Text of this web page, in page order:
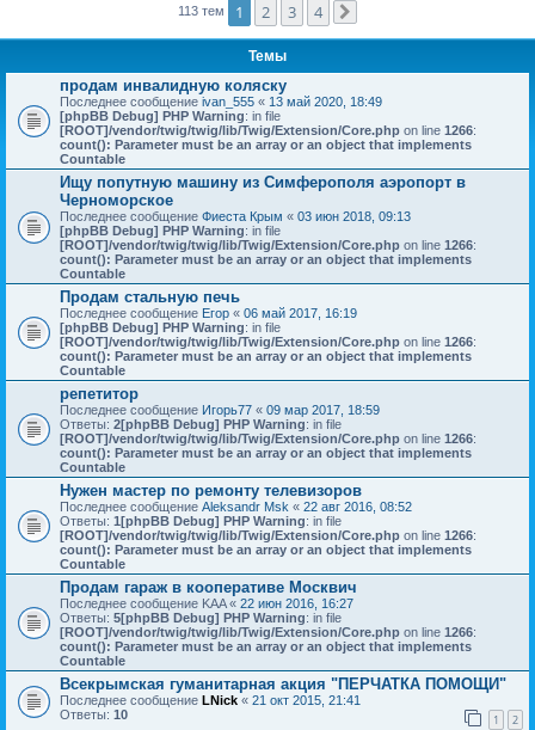
113 тем 1 2 3 4
Темы
продам инвалидную коляску
Последнее сообщение ivan_555 « 13 май 2020, 18:49
[phpBB Debug] PHP Warning: in file
[ROOT]/vendor/twig/twig/lib/Twig/Extension/Core.php on line 1266:
count(): Parameter must be an array or an object that implements
Countable
Ищу попутную машину из Симферополя аэропорт в
Черноморское
Последнее сообщение Фиеста Крым « 03 июн 2018, 09:13
[phpBB Debug] PHP Warning: in file
[ROOT]/vendor/twig/twig/lib/Twig/Extension/Core.php on line 1266:
count(): Parameter must be an array or an object that implements
Countable
Продам стальную печь
Последнее сообщение Егор « 06 май 2017, 16:19
[phpBB Debug] PHP Warning: in file
[ROOT]/vendor/twig/twig/lib/Twig/Extension/Core.php on line 1266:
count(): Parameter must be an array or an object that implements
Countable
репетитор
Последнее сообщение Игорь77 « 09 мар 2017, 18:59
Ответы: 2[phpBB Debug] PHP Warning: in file
[ROOT]/vendor/twig/twig/lib/Twig/Extension/Core.php on line 1266:
count(): Parameter must be an array or an object that implements
Countable
Нужен мастер по ремонту телевизоров
Последнее сообщение Aleksandr Msk « 22 авг 2016, 08:52
Ответы: 1[phpBB Debug] PHP Warning: in file
[ROOT]/vendor/twig/twig/lib/Twig/Extension/Core.php on line 1266:
count(): Parameter must be an array or an object that implements
Countable
Продам гараж в кооперативе Москвич
Последнее сообщение KAA« 22 июн 2016, 16:27
Ответы: 5[phpBB Debug] PHP Warning: in file
[ROOT]/vendor/twig/twig/lib/Twig/Extension/Core.php on line 1266:
count(): Parameter must be an array or an object that implements
Countable
Всекрымская гуманитарная акция "ПЕРЧАТКА ПОМОЩИ"
Последнее сообщение LNick « 21 окт 2015, 21:41
Ответы: 10 1 2